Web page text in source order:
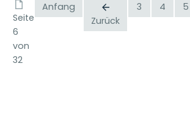
Seite
6
von
32
Anfang
Zurück
3 4 5